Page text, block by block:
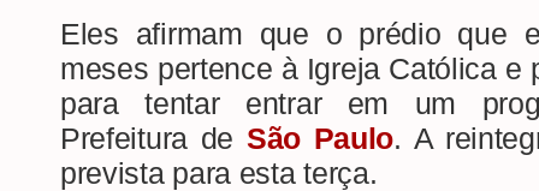
Eles afirmam que o prédio que
meses pertence à Igreja Católica e
para tentar entrar em um
Prefeitura de São Paulo. A
prevista para esta terça.